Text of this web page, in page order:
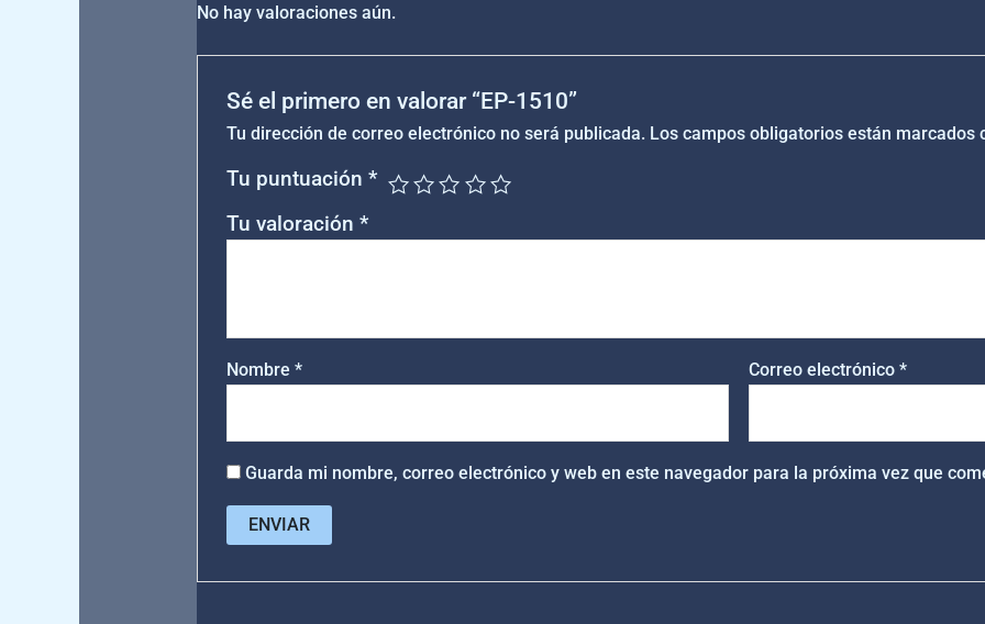
No hay valoraciones aún.
Sé el primero en valorar “EP-1510”
Tu dirección de correo electrónico no será publicada. Los campos obligatorios están marcados
Tu puntuación*
Tu valoración*
Nombre* Correo electrónico*
Guarda mi nombre, correo electrónico y web en este navegador para la próxima vez que